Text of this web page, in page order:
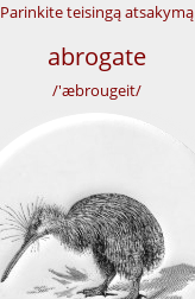
Parinkite teisingą atsakymą
abrogate
/'æbrougeit/